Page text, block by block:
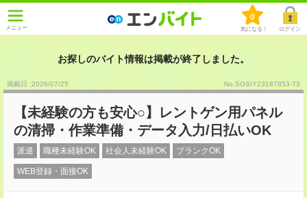
メニュー
0
気になる！ ログイン
お探しのバイト情報は掲載が終了しました。
掲載日 :2026/07/25 No.SGSIY23187853-T3
【未経験の方も安心○】レントゲン用パネル
の清掃・作業準備・データ入力/日払いOK
派遣 職種未経験OK 社会人未経験OK ブランクOK
WEB登録・面接OK